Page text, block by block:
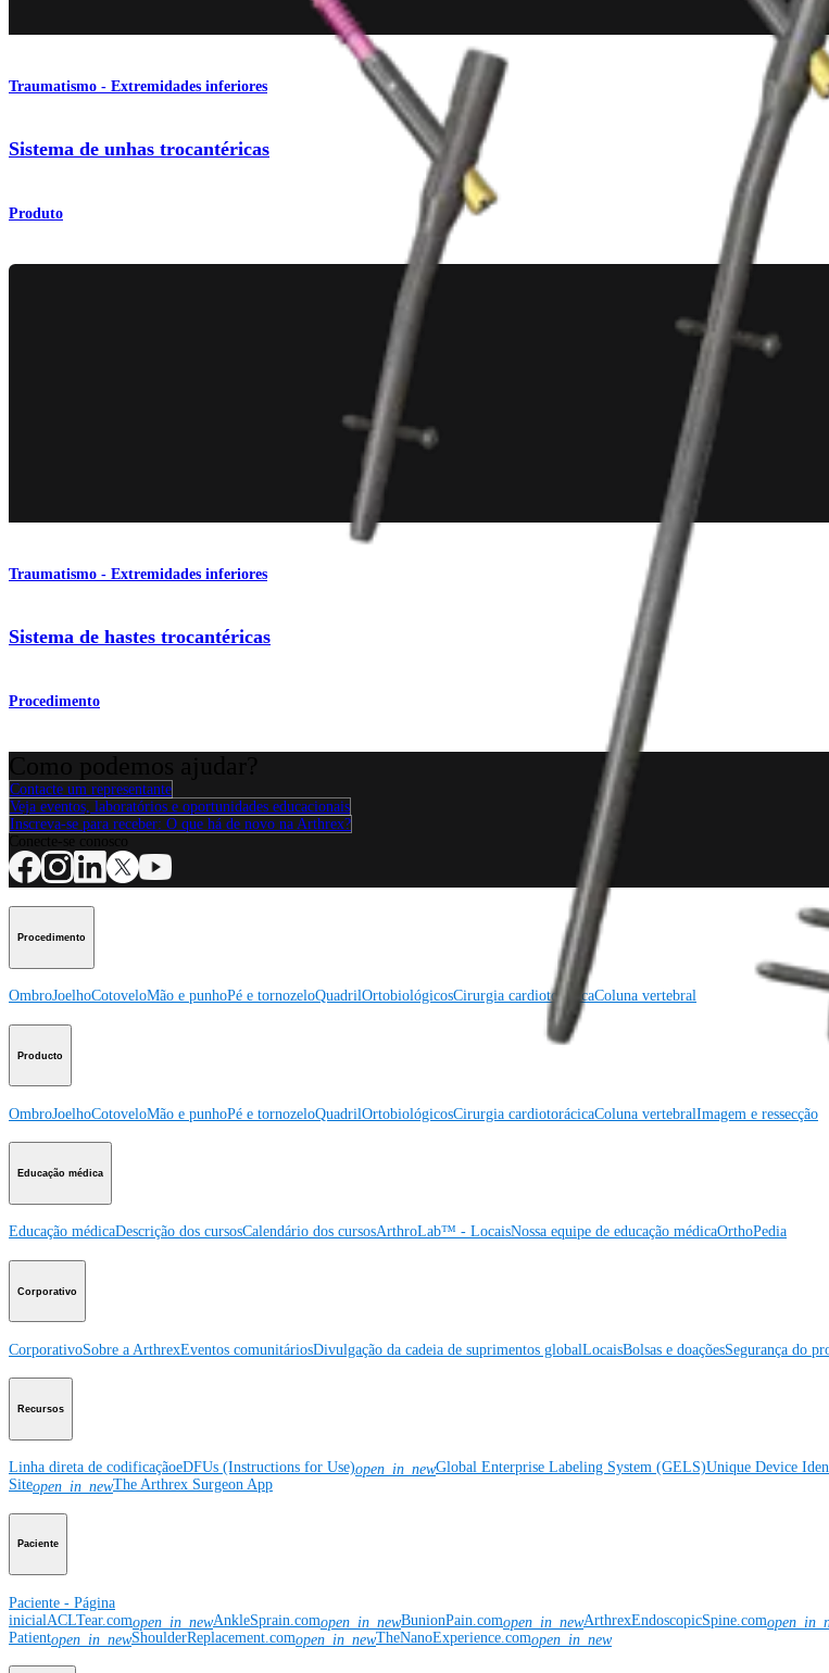
Traumatismo - Extremidades inferiores
Sistema de unhas trocantéricas
Produto
Traumatismo - Extremidades inferiores
Sistema de hastes trocantéricas
Procedimento
Contacte um representante
Veja eventos, laboratórios e oportunidades educacionais
Inscreva-se para receber: O que há de novo na Arthrex?
Procedimento
OmbroJoelhoCotoveloMão e punhoPé e tornozeloQuadrilOrtobiológicosCirurgia cardiotorácicaColuna vertebral
Producto
OmbroJoelhoCotoveloMão e punhoPé e tornozeloQuadrilOrtobiológicosCirurgia cardiotorácicaColuna vertebralImagem e ressecção
Educação médica
Educação médicaDescrição dos cursosCalendário dos cursosArthroLab™ - LocaisNossa equipe de educação médicaOrthoPedia
Corporativo
CorporativoSobre a ArthrexEventos comunitáriosDivulgação da cadeia de suprimentos globalLocaisBolsas e doaçõesSegurança do
Recursos
Linha direta de codificaçãoeDFUs (Instructions for Use)open_in_newGlobal Enterprise Labeling System (GELS)Unique Device
Siteopen_in_newThe Arthrex Surgeon App
Paciente
Paciente - Página
inicialACLTear.comopen_in_newAnkleSprain.comopen_in_newBunionPain.comopen_in_newArthrexEndoscopicSpine.com
Patientopen_in_newShoulderReplacement.comopen_in_newTheNanoExperience.comopen_in_new